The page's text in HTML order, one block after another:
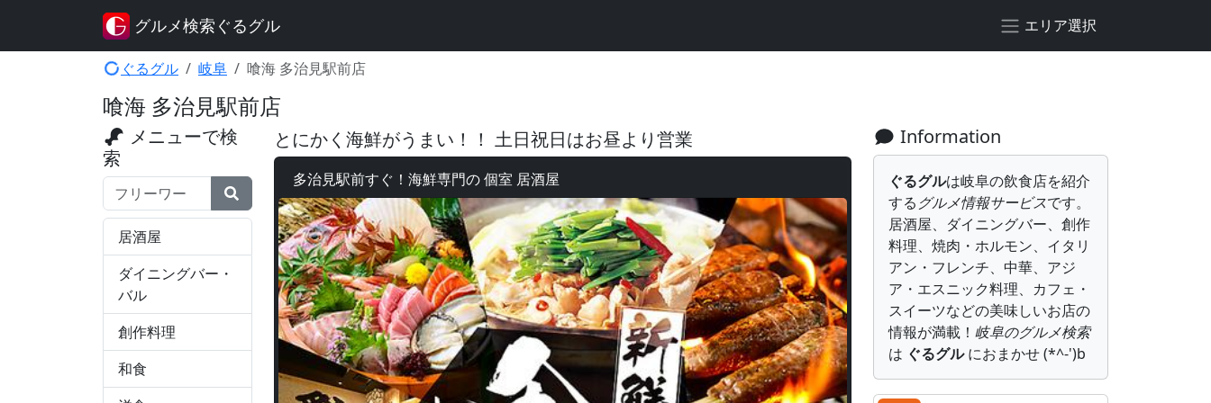
ぐるグル 岐阜 喰海 多治見駅前店
喰海 多治見駅前店
とにかく海鮮がうまい！！ 土日祝日はお昼より営業
多治見駅前すぐ！海鮮専門の 個室 居酒屋
メニューで検
索
検索ワード
居酒屋
ダイニングバー・
バル
創作料理
和食
Information
ぐるグルは岐阜の飲食店を紹介
する グルメ情報サービスです。
居酒屋、ダイニングバー、創作
料理、焼肉・ホルモン、イタリ
アン・フレンチ、中華、アジ
ア・エスニック料理、カフェ・
スイーツなどの美味しいお店の
情報が満載！ 岐阜のグルメ検索
は ぐるグルにおまかせ (*^-')b
グルメ検索ぐるグル エリア選択